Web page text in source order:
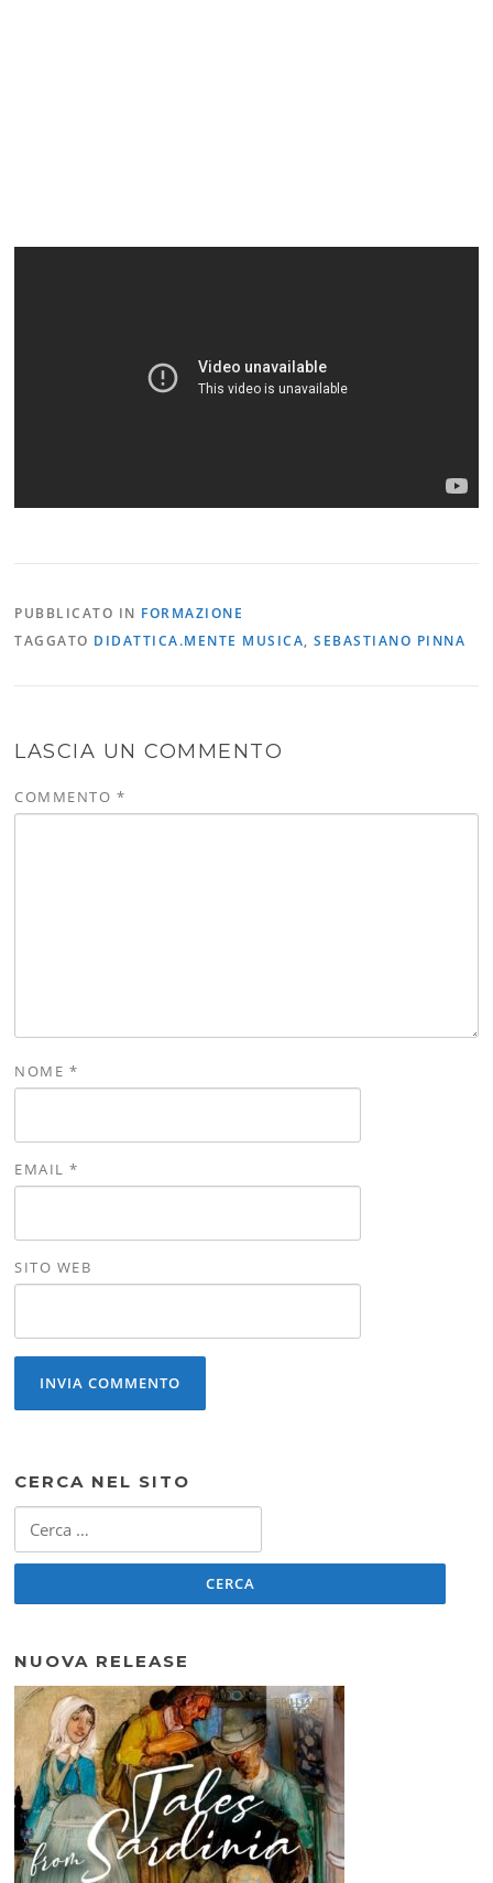
PUBBLICATO IN FORMAZIONE
TAGGATO DIDATTICA.MENTE MUSICA,SEBASTIANO PINNA
LASCIA UN COMMENTO
COMMENTO *
NOME *
EMAIL*
SITO WEB
CERCA NEL SITO
per:
NUOVA RELEASE